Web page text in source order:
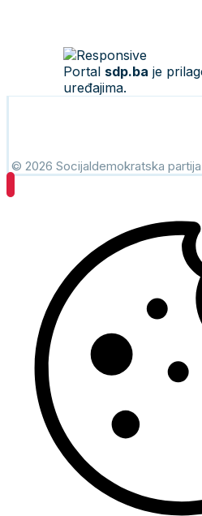
Portal sdp.ba je
uređajima.
© 2026 Socijaldemokratska